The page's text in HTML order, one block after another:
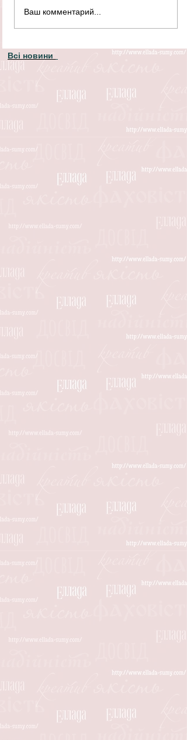
Ваш комментарий...
Всі новини